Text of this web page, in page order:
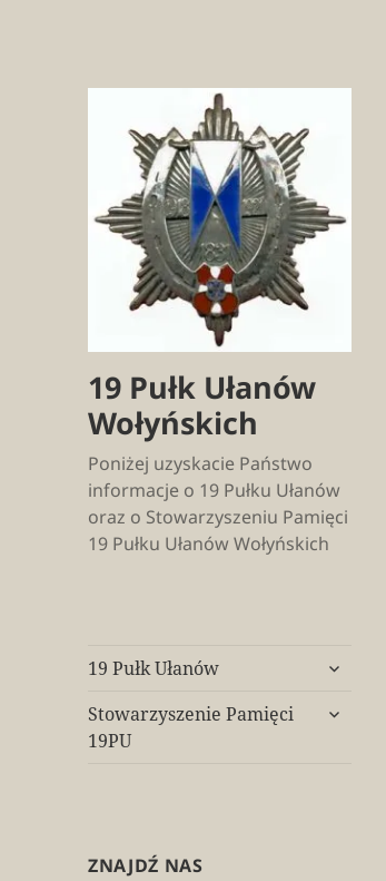
19 Pułk Ułanów
Wołyńskich
Poniżej uzyskacie Państwo
informacje o 19 Pułku Ułanów
oraz o Stowarzyszeniu Pamięci
19 Pułku Ułanów Wołyńskich
19 Pułk Ułanów
rozwiń
potomne
Stowarzyszenie Pamięci
19PU
rozwiń
ZNAJDŹ NAS